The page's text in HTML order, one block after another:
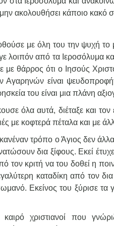
μην ακολουθήσει κάποιο κακό
με όλη του την ψυχή το
λοιπόν από τα Ιεροσόλυμα
με θάρρος ότι ο Ιησούς
Αγαρηνών είναι
του είναι μια πλάνη
όλα αυτά, διέταξε και
με κοφτερά πέταλα και με
τρόπο ο Άγιος δεν
δια ξίφους. Εκεί
τον κριτή να του δοθεί η
καταδίκη από τον
Εκείνος του ξύρισε τα
χριστιανοί που